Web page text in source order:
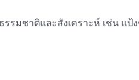
มชาติและสังเคราะห์ เช่น แป้